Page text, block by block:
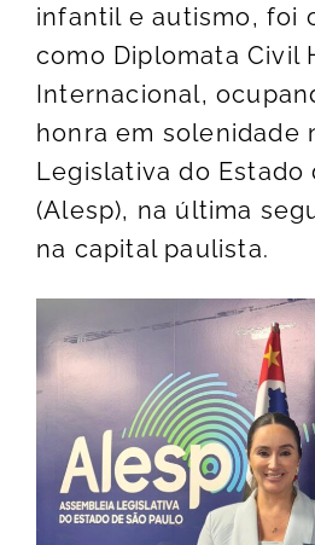
infantil e autismo, foi
como Diplomata Civil
Internacional,
honra em solenidade
Legislativa do Estado
(Alesp), na última
na capital paulista.